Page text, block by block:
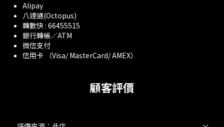
Alipay
八達通(Octopus)
轉數快 : 66455515
銀行轉帳／ATM
微信支付
信用卡 （Visa/ MasterCard/ AMEX）
顧客評價